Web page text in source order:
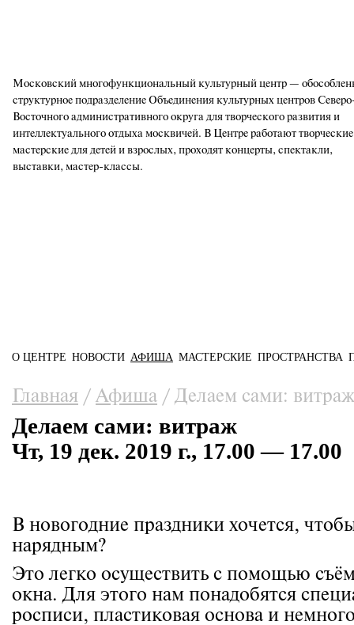
Московский многофункциональный культурный центр —
структурное подразделение Объединения культурных центров
Восточного административного округа для творческого развития и
интеллектуального отдыха москвичей. В Центре работают творческие
мастерские для детей и взрослых, проходят концерты, спектакли,
выставки, мастер-классы.
Главное меню
О ЦЕНТРЕ НОВОСТИ АФИША МАСТЕРСКИЕ ПРОСТРАНСТВА
Вы здесь
Главная / Афиша / Делаем сами: витраж
Делаем сами: витраж
Чт, 19 дек. 2019 г., 17.00 — 17.00
В новогодние праздники хочется,
нарядным?
Это легко осуществить с помощью
окна. Для этого нам понадобятся
росписи, пластиковая основа и